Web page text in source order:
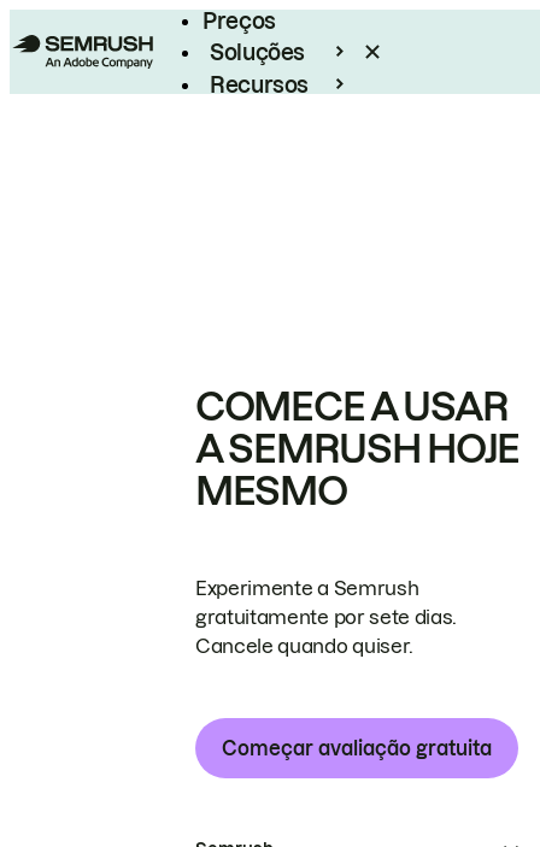
Preços
Soluções
Recursos
COMECE A USAR
A SEMRUSH HOJE
MESMO
Experimente a Semrush
gratuitamente por sete dias.
Cancele quando quiser.
Começar avaliação gratuita